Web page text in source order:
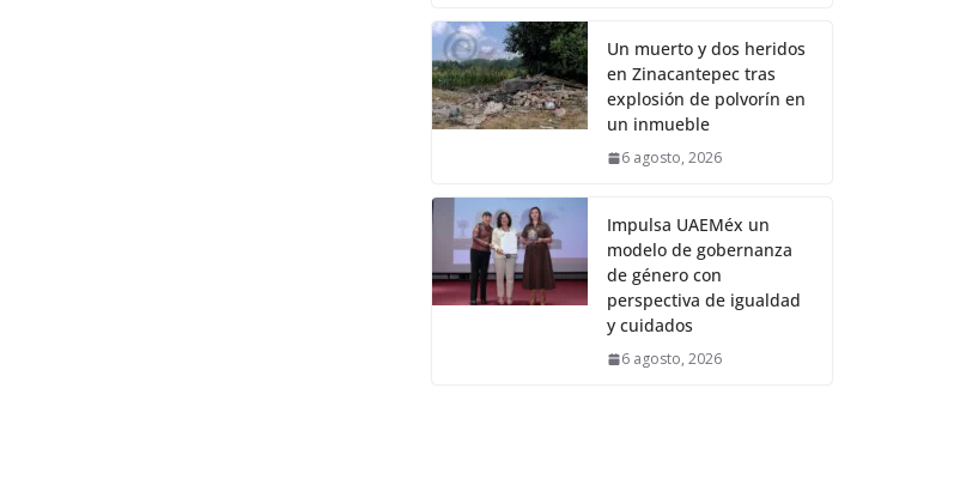
Un muerto y dos heridos
en Zinacantepec tras
explosión de polvorín en
un inmueble
6 agosto, 2026
Impulsa UAEMéx un
modelo de gobernanza
de género con
perspectiva de igualdad
y cuidados
6 agosto, 2026